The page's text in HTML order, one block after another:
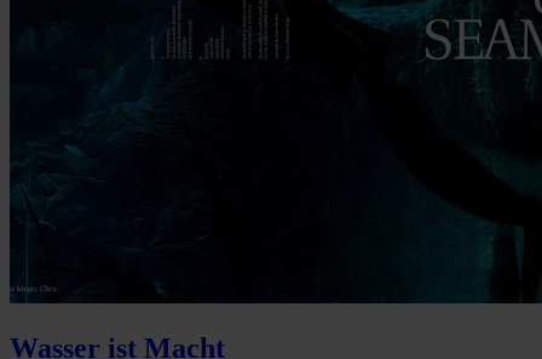
Wasser ist Macht